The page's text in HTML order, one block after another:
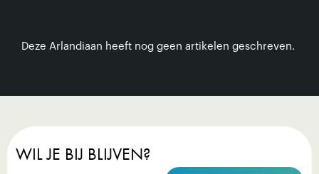
Deze Arlandiaan heeft nog geen artikelen geschreven.
WIL JE BIJ BLIJVEN?